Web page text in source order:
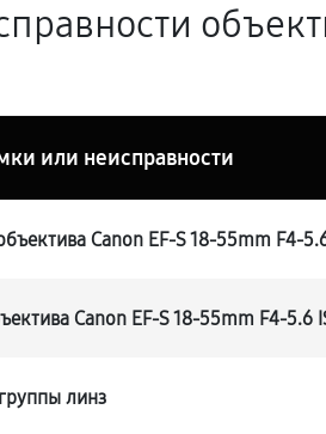
или неисправности
Canon EF-S 18-55mm F4-
Canon EF-S 18-55mm F4-5.6
линз